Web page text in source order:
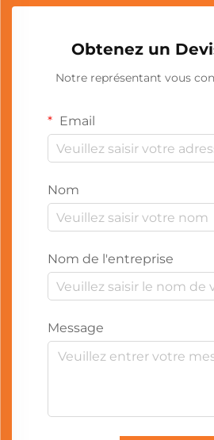
Obtenez un
Notre représentant vous
Email
Nom
Nom de l'entreprise
Message